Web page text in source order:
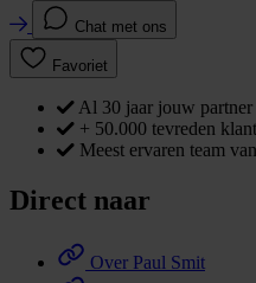
Chat met ons
Favoriet
Al 30 jaar jouw partner
+ 50.000 tevreden
Meest ervaren team
Direct naar
Over Paul Smit